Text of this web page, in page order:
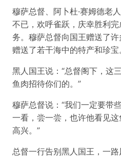
穆萨总督、阿卜杜·赛姆德老
不已，欢呼雀跃，庆幸胜利
务。穆萨总督向国王赠送了
赠送了若干海中的特产和珍宝
黑人国王说：“总督阁下，这
鱼肉招待你们的。”
穆萨总督说：“我们一定要带
一看，尝一尝，也许他看见
高兴。”
总督一行告别黑人国王，一